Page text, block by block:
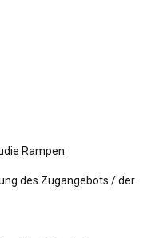
Rampen
des Zugangebots / der